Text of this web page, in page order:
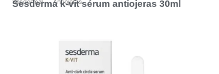
Sesderma Antiojeras
Sesderma k-vit sérum antiojeras 30ml